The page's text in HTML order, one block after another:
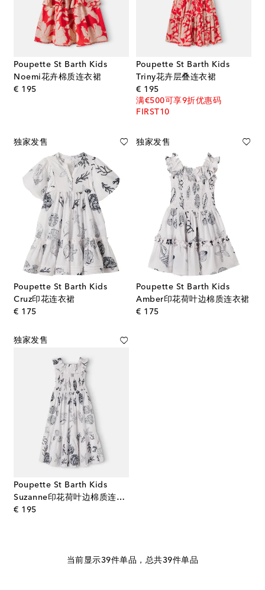
Poupette St Barth Kids
Noemi花卉棉质连衣裙
€ 195original price
Poupette St Barth Kids
Triny花卉层叠连衣裙
€ 195original price
满€500可享9折优惠码
FIRST10
独家发售
Poupette St Barth Kids
Cruz印花连衣裙
€ 175original price
独家发售
Poupette St Barth Kids
Amber印花荷叶边棉质连衣裙
€ 175original price
独家发售
Poupette St Barth Kids
Suzanne印花荷叶边棉质连衣裙
€ 195original price
当前显示39件单品，总共39件单品